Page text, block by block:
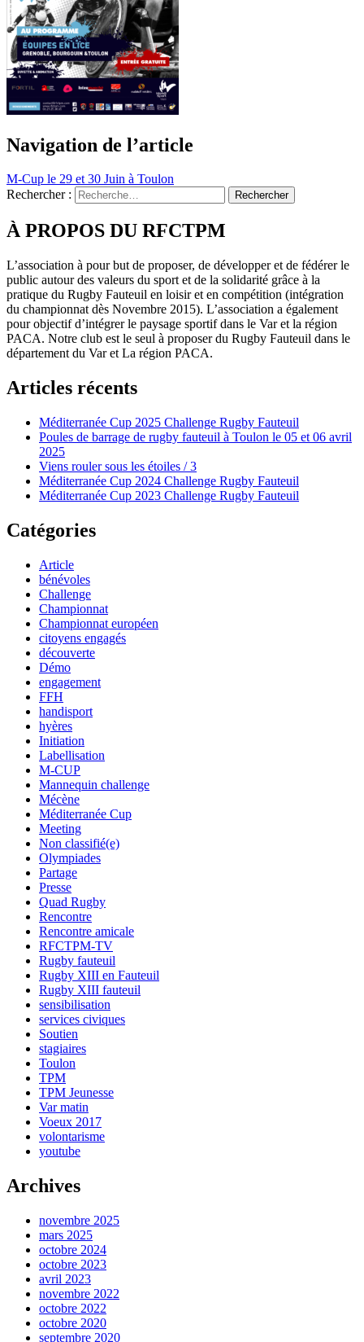
Navigation de l’article
M-Cup le 29 et 30 Juin à Toulon
Rechercher :
À PROPOS DU RFCTPM
L’association à pour but de proposer, de développer et de fédérer le
public autour des valeurs du sport et de la solidarité grâce à la
pratique du Rugby Fauteuil en loisir et en compétition (intégration
du championnat dès Novembre 2015). L’association a également
pour objectif d’intégrer le paysage sportif dans le Var et la région
PACA. Notre club est le seul à proposer du Rugby Fauteuil dans le
département du Var et La région PACA.
Articles récents
Méditerranée Cup 2025 Challenge Rugby Fauteuil
Poules de barrage de rugby fauteuil à Toulon le 05 et 06 avril
2025
Viens rouler sous les étoiles / 3
Méditerranée Cup 2024 Challenge Rugby Fauteuil
Méditerranée Cup 2023 Challenge Rugby Fauteuil
Catégories
Article
bénévoles
Challenge
Championnat
Championnat européen
citoyens engagés
découverte
Démo
engagement
FFH
handisport
hyères
Initiation
Labellisation
M-CUP
Mannequin challenge
Mécène
Méditerranée Cup
Meeting
Non classifié(e)
Olympiades
Partage
Presse
Quad Rugby
Rencontre
Rencontre amicale
RFCTPM-TV
Rugby fauteuil
Rugby XIII en Fauteuil
Rugby XIII fauteuil
sensibilisation
services civiques
Soutien
stagiaires
Toulon
TPM
TPM Jeunesse
Var matin
Voeux 2017
volontarisme
youtube
Archives
novembre 2025
mars 2025
octobre 2024
octobre 2023
avril 2023
novembre 2022
octobre 2022
octobre 2020
septembre 2020